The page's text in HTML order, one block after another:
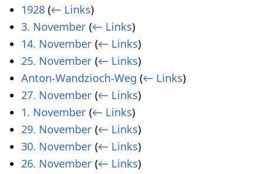
1928 (← Links)
3. November (← Links)
14. November (← Links)
25. November (← Links)
Anton-Wandzioch-Weg (← Links)
27. November (← Links)
1. November (← Links)
29. November (← Links)
30. November (← Links)
26. November (← Links)